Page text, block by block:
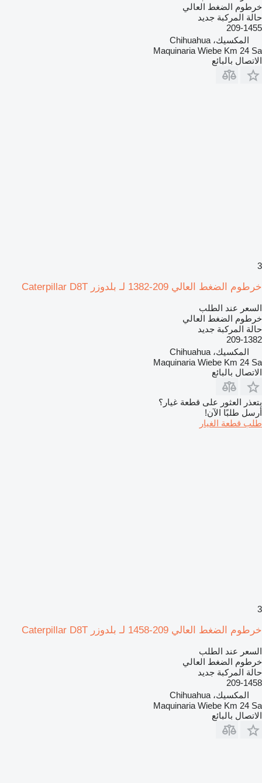
خرطوم الضغط العالي
حالة المركبة جديد
209-1455
المكسيك، Chihuahua
Maquinaria Wiebe Km 24 Sa
الاتصال بالبائع
3
خرطوم الضغط العالي 209-1382 لـ بلدوزر Caterpillar D8T
السعر عند الطلب
خرطوم الضغط العالي
حالة المركبة جديد
209-1382
المكسيك، Chihuahua
Maquinaria Wiebe Km 24 Sa
الاتصال بالبائع
يتعذر العثور على قطعة غيار؟
أرسل طلبًا الآن!
طلب قطعة الغيار
3
خرطوم الضغط العالي 209-1458 لـ بلدوزر Caterpillar D8T
السعر عند الطلب
خرطوم الضغط العالي
حالة المركبة جديد
209-1458
المكسيك، Chihuahua
Maquinaria Wiebe Km 24 Sa
الاتصال بالبائع